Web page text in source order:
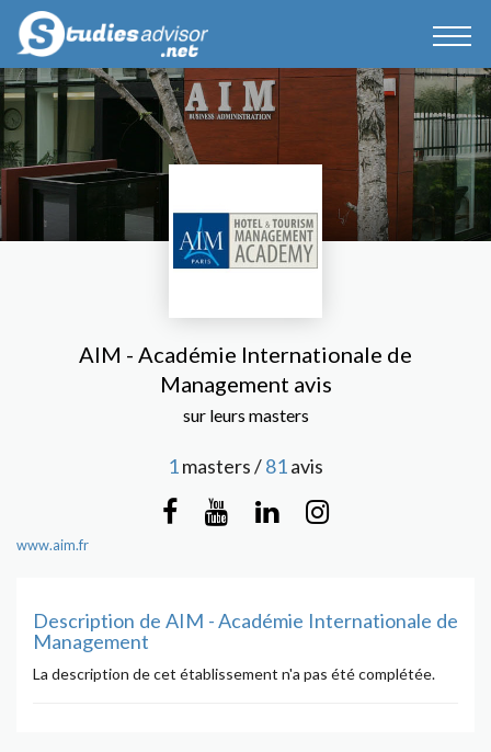
AIM - Académie Internationale de
Management avis
sur leurs masters
1masters /81avis
www.aim.fr
Description de AIM - Académie Internationale de
Management
La description de cet établissement n'a pas été complétée.